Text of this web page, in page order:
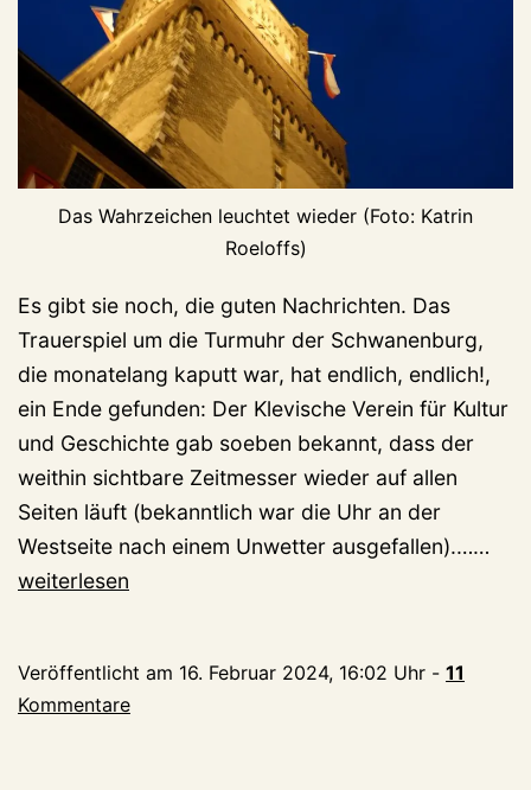
Das Wahrzeichen leuchtet wieder (Foto: Katrin
Roeloffs)
Es gibt sie noch, die guten Nachrichten. Das
Trauerspiel um die Turmuhr der Schwanenburg,
die monatelang kaputt war, hat endlich, endlich!,
ein Ende gefunden: Der Klevische Verein für Kultur
und Geschichte gab soeben bekannt, dass der
weithin sichtbare Zeitmesser wieder auf allen
Seiten läuft (bekanntlich war die Uhr an der
Westseite nach einem Unwetter ausgefallen).……
weiterlesen
Veröffentlicht am 16. Februar 2024, 16:02 Uhr - 11
Kommentare